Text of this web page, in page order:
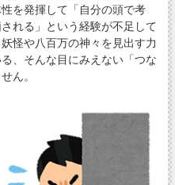
を発揮して「自分の頭で考
れる」という経験が不足して
怪や八百万の神々を見出す力
、そんな目にみえない「つな
ん。